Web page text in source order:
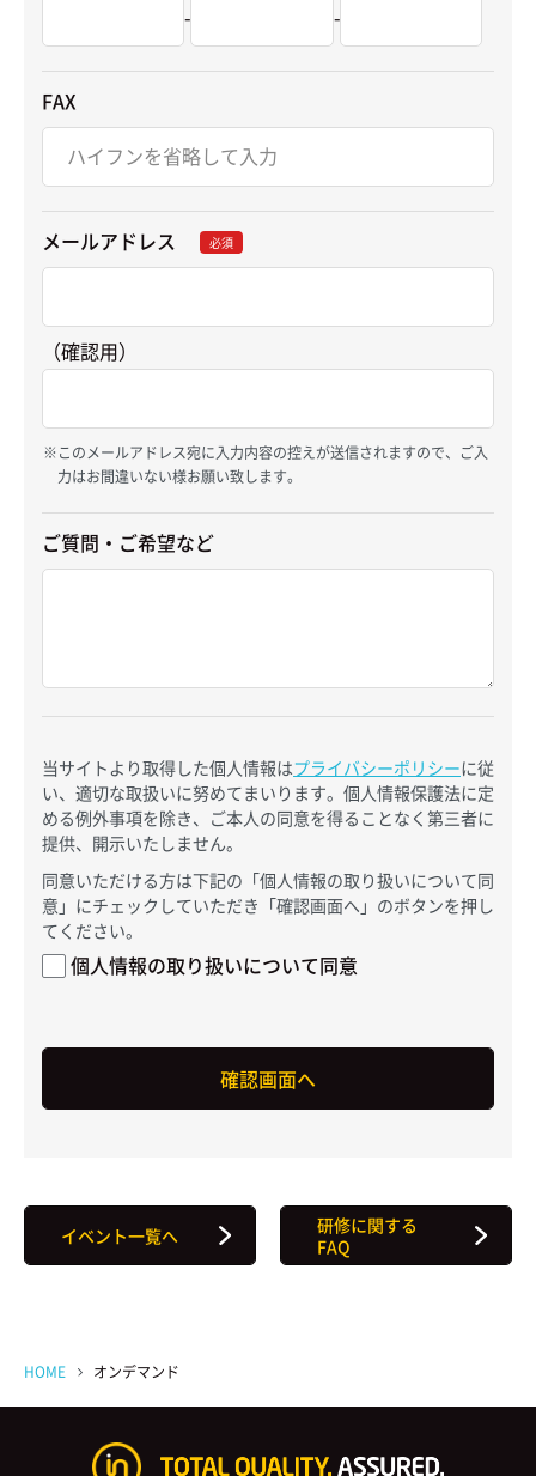
- -
FAX
メールアドレス 必須
（確認用）
このメールアドレス宛に入力内容の控えが送信されますので、ご入
力はお間違いない様お願い致します。
ご質問・ご希望など
当サイトより取得した個人情報はプライバシーポリシーに従
い、適切な取扱いに努めてまいります。個人情報保護法に定
める例外事項を除き、ご本人の同意を得ることなく第三者に
提供、開示いたしません。
同意いただける方は下記の「個人情報の取り扱いについて同
意」にチェックしていただき「確認画面へ」のボタンを押し
てください。
個人情報の取り扱いについて同意
イベント一覧へ
研修に関する
FAQ
HOME オンデマンド